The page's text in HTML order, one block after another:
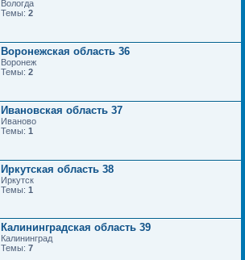
Вологда
Темы: 2
Воронежская область 36
Воронеж
Темы: 2
Ивановская область 37
Иваново
Темы: 1
Иркутская область 38
Иркутск
Темы: 1
Калининградская область 39
Калининград
Темы: 7